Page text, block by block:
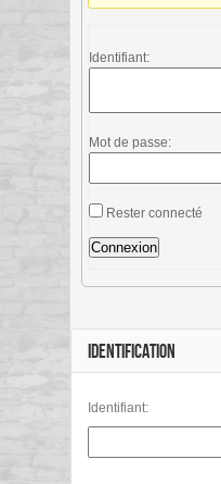
Identifiant:
Mot de passe:
Rester connecté
Connexion
IDENTIFICATION
Identifiant: